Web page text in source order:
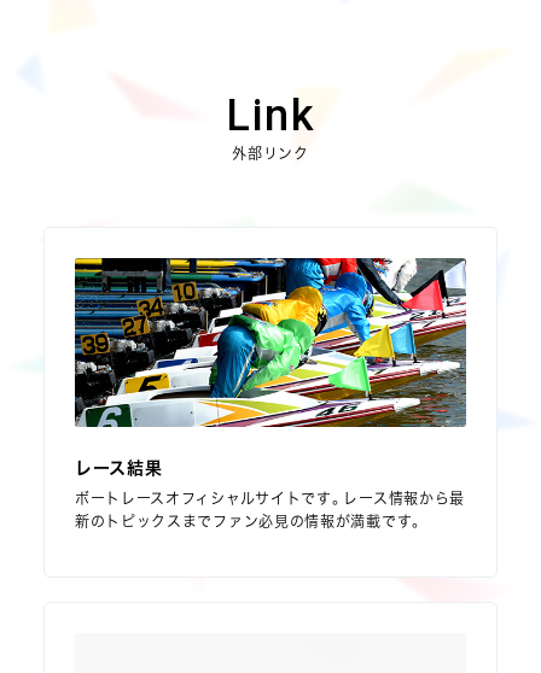
Link
外部リンク
レース結果
ボートレースオフィシャルサイトです。レース情報から最
新のトピックスまでファン必見の情報が満載です。